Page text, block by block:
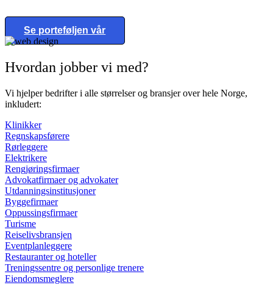
Se porteføljen vår
Hvordan jobber vi med?
Vi hjelper bedrifter i alle størrelser og bransjer over hele Norge,
inkludert:
Klinikker
Regnskapsførere
Rørleggere
Elektrikere
Rengjøringsfirmaer
Advokatfirmaer og advokater
Utdanningsinstitusjoner
Byggefirmaer
Oppussingsfirmaer
Turisme
Reiselivsbransjen
Eventplanleggere
Restauranter og hoteller
Treningssentre og personlige trenere
Eiendomsmeglere